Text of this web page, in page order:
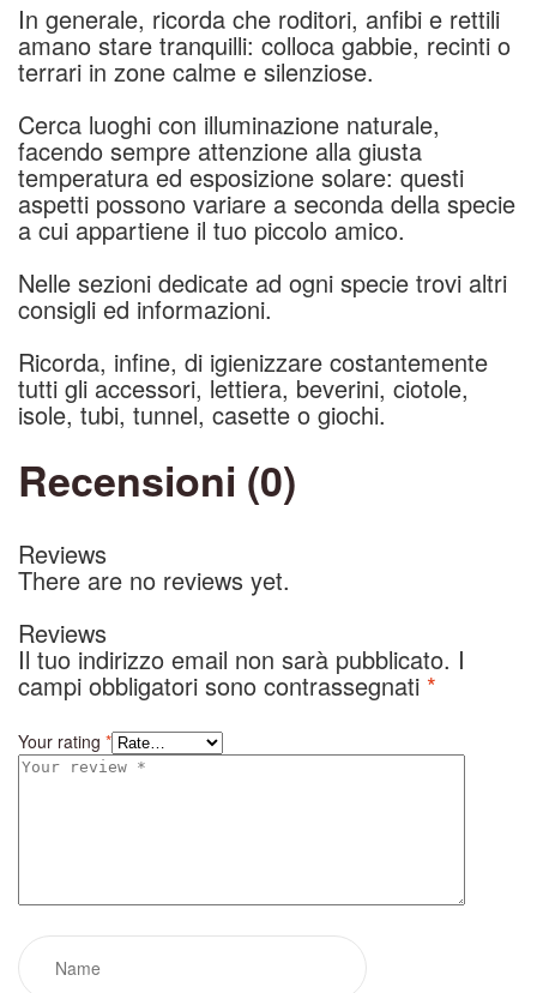
In generale, ricorda che roditori, anfibi e rettili
amano stare tranquilli: colloca gabbie, recinti o
terrari in zone calme e silenziose.
Cerca luoghi con illuminazione naturale,
facendo sempre attenzione alla giusta
temperatura ed esposizione solare: questi
aspetti possono variare a seconda della specie
a cui appartiene il tuo piccolo amico.
Nelle sezioni dedicate ad ogni specie trovi altri
consigli ed informazioni.
Ricorda, infine, di igienizzare costantemente
tutti gli accessori, lettiera, beverini, ciotole,
isole, tubi, tunnel, casette o giochi.
Recensioni (0)
Reviews
There are no reviews yet.
Reviews
Il tuo indirizzo email non sarà pubblicato. I
campi obbligatori sono contrassegnati *
Your rating *